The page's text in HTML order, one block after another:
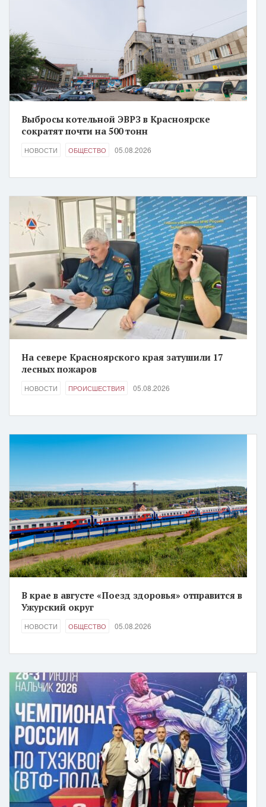
Выбросы котельной ЭВРЗ в Красноярске
сократят почти на 500 тонн
НОВОСТИ ОБЩЕСТВО 05.08.2026
На севере Красноярского края затушили 17
лесных пожаров
НОВОСТИ ПРОИСШЕСТВИЯ 05.08.2026
В крае в августе «Поезд здоровья» отправится в
Ужурский округ
НОВОСТИ ОБЩЕСТВО 05.08.2026